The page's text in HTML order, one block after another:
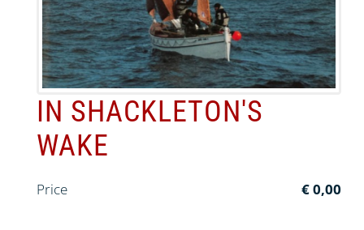
IN SHACKLETON'S
WAKE
Price € 0,00